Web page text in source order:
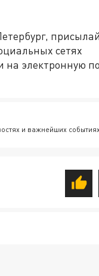
сетях
на электронную
и важнейших